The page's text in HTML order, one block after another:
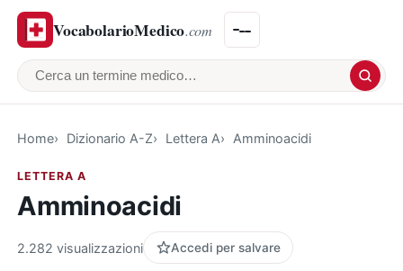
VocabolarioMedico.com
Cerca un termine medico
Home Dizionario A-Z Lettera A Amminoacidi
LETTERA A
Amminoacidi
2.282 visualizzazioni Accedi per salvare